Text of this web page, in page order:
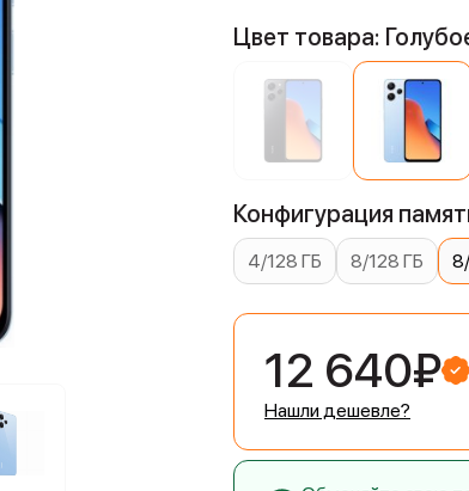
Цвет товара:
Конфигурация
4/128 ГБ 8/128 ГБ
12 640₽
Нашли дешевле?